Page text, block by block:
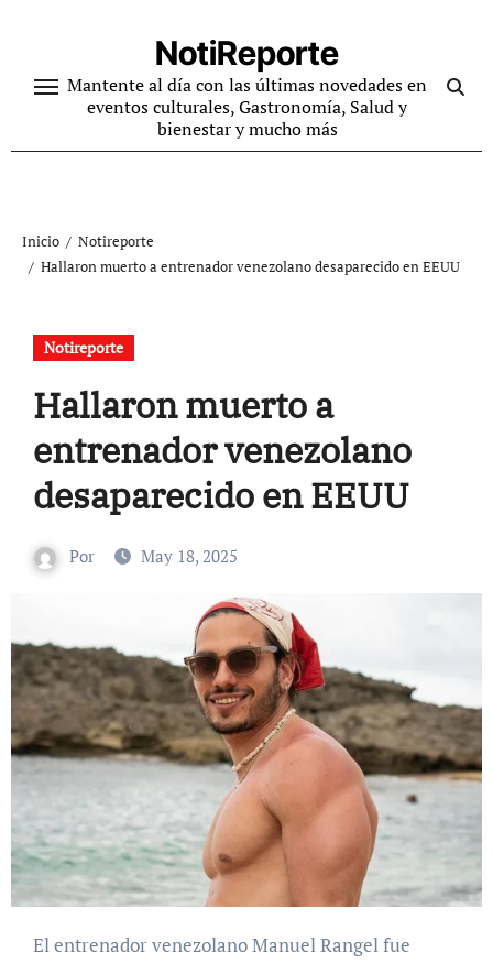
contenido
NotiReporte
Mantente al día con las últimas novedades en
eventos culturales, Gastronomía, Salud y
bienestar y mucho más
Inicio
Notireporte
Hallaron muerto a entrenador venezolano desaparecido en EEUU
Notireporte
Hallaron muerto a
entrenador venezolano
desaparecido en EEUU
Por May 18, 2025
El entrenador venezolano Manuel Rangel fue